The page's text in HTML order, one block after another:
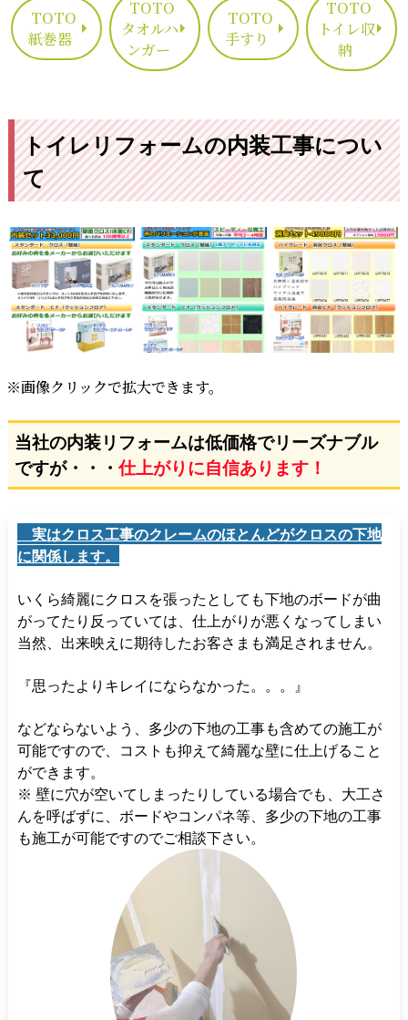
TOTO
紙巻器
TOTO
タオルハ
ンガー
TOTO
手すり
TOTO
トイレ収
納
トイレリフォームの内装工事につい
て
※画像クリックで拡大できます。
当社の内装リフォームは低価格でリーズナブル
ですが・・・ 仕上がりに自信あります！
実はクロス工事のクレームのほとんどがクロスの下地
に関係します。
いくら綺麗にクロスを張ったとしても下地のボードが曲
がってたり反っていては、仕上がりが悪くなってしまい
当然、出来映えに期待したお客さまも満足されません。
『思ったよりキレイにならなかった。。。』
などならないよう、多少の下地の工事も含めての施工が
可能ですので、コストも抑えて綺麗な壁に仕上げること
ができます。
※ 壁に穴が空いてしまったりしている場合でも、大工さ
んを呼ばずに、ボードやコンパネ等、多少の下地の工事
も施工が可能ですのでご相談下さい。